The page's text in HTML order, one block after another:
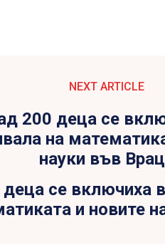
NEXT ARTICLE
се включиха
и новите